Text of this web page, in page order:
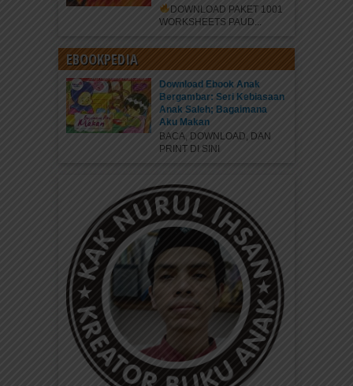
DOWNLOAD PAKET 1001
WORKSHEETS PAUD...
EBOOKPEDIA
Download Ebook Anak
Bergambar: Seri Kebiasaan
Anak Saleh; Bagaimana
Aku Makan
BACA, DOWNLOAD, DAN
PRINT DI SINI